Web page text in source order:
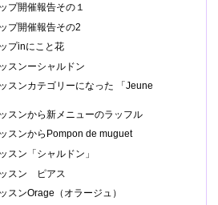
プ開催報告その１
プ開催報告その2
プinにこと花
スンーシャルドン
スンカテゴリーになった 「Jeune
スンから新メニューのラッフル
スンからPompon de muguet
スン「シャルドン」
スン ピアス
スンOrage（オラージュ）